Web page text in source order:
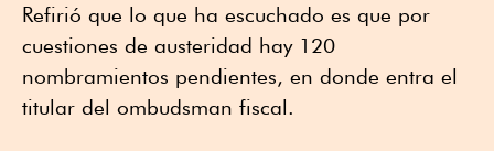
Refirió que lo que ha escuchado es que por
cuestiones de austeridad hay 120
nombramientos pendientes, en donde entra el
titular del ombudsman fiscal.